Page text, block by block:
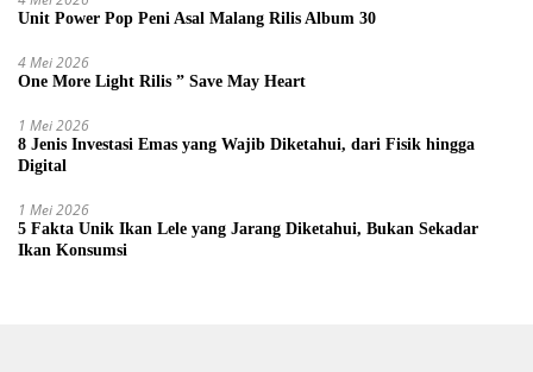
Unit Power Pop Peni Asal Malang Rilis Album 30
4 Mei 2026
One More Light Rilis ” Save May Heart
1 Mei 2026
8 Jenis Investasi Emas yang Wajib Diketahui, dari Fisik hingga
Digital
1 Mei 2026
5 Fakta Unik Ikan Lele yang Jarang Diketahui, Bukan Sekadar
Ikan Konsumsi